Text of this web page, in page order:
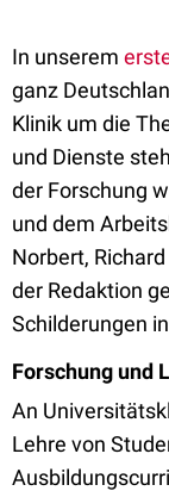
In unserem
ganz
Klinik um die
und Dienste
der Forschung
und dem
Norbert,
der Redaktion
Schilderungen
Forschung und
An
Lehre von